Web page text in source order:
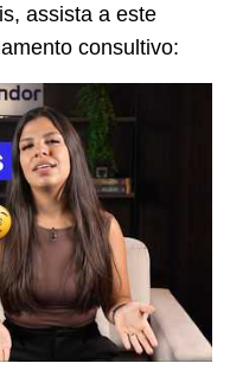
assista a este
consultivo: